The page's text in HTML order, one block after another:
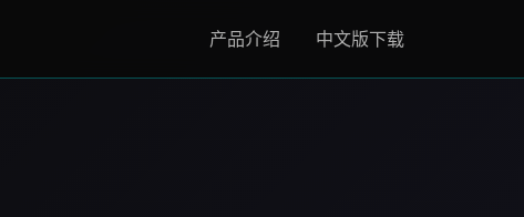
产品介绍 中文版下载